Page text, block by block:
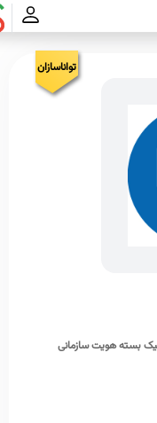
تواناسازان
بسته هویت سازمانی